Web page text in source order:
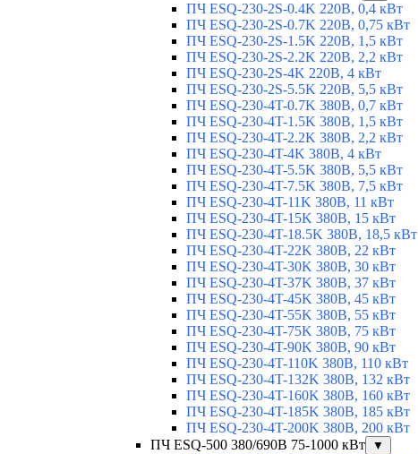
ПЧ ESQ-230-2S-0.4K 220В, 0,4 кВт
ПЧ ESQ-230-2S-0.7K 220В, 0,75 кВт
ПЧ ESQ-230-2S-1.5K 220В, 1,5 кВт
ПЧ ESQ-230-2S-2.2K 220В, 2,2 кВт
ПЧ ESQ-230-2S-4K 220В, 4 кВт
ПЧ ESQ-230-2S-5.5K 220В, 5,5 кВт
ПЧ ESQ-230-4T-0.7K 380В, 0,7 кВт
ПЧ ESQ-230-4T-1.5K 380В, 1,5 кВт
ПЧ ESQ-230-4T-2.2K 380В, 2,2 кВт
ПЧ ESQ-230-4T-4K 380В, 4 кВт
ПЧ ESQ-230-4T-5.5K 380В, 5,5 кВт
ПЧ ESQ-230-4T-7.5K 380В, 7,5 кВт
ПЧ ESQ-230-4T-11K 380В, 11 кВт
ПЧ ESQ-230-4T-15K 380В, 15 кВт
ПЧ ESQ-230-4T-18.5K 380В, 18,5 кВт
ПЧ ESQ-230-4T-22K 380В, 22 кВт
ПЧ ESQ-230-4T-30K 380В, 30 кВт
ПЧ ESQ-230-4T-37K 380В, 37 кВт
ПЧ ESQ-230-4T-45K 380В, 45 кВт
ПЧ ESQ-230-4T-55K 380В, 55 кВт
ПЧ ESQ-230-4T-75K 380В, 75 кВт
ПЧ ESQ-230-4T-90K 380В, 90 кВт
ПЧ ESQ-230-4T-110K 380В, 110 кВт
ПЧ ESQ-230-4T-132K 380В, 132 кВт
ПЧ ESQ-230-4T-160K 380В, 160 кВт
ПЧ ESQ-230-4T-185K 380В, 185 кВт
ПЧ ESQ-230-4T-200K 380В, 200 кВт
ПЧ ESQ-500 380/690В 75-1000 кВт
▼